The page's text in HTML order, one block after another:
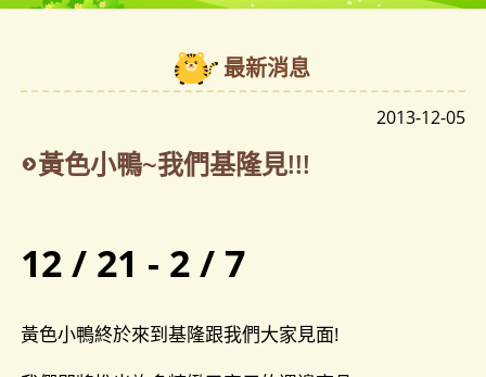
最新消息
2013-12-05
黃色小鴨~我們基隆見!!!
12 / 21 - 2 / 7
黃色小鴨終於來到基隆跟我們大家見面!